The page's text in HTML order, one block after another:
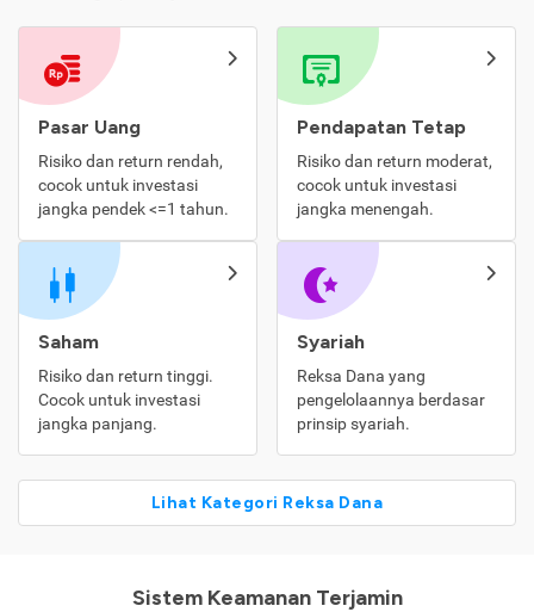
Pasar Uang
Risiko dan return rendah,
cocok untuk investasi
jangka pendek <=1 tahun.
Pendapatan Tetap
Risiko dan return moderat,
cocok untuk investasi
jangka menengah.
Saham
Risiko dan return tinggi.
Cocok untuk investasi
jangka panjang.
Syariah
Reksa Dana yang
pengelolaannya berdasar
prinsip syariah.
Lihat Kategori Reksa Dana
Sistem Keamanan Terjamin